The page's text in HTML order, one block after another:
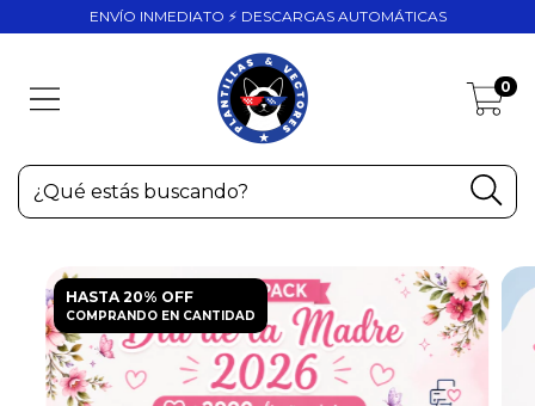
ENVÍO INMEDIATO ⚡ DESCARGAS AUTOMÁTICAS
0
HASTA 20% OFF
COMPRANDO EN CANTIDAD